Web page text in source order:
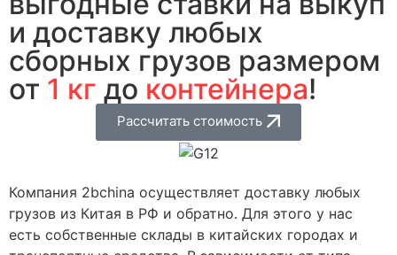
и доставку любых
сборных грузов размером
от 1 кг до контейнера!
Рассчитать стоимость
Компания 2bchina осуществляет доставку любых
грузов из Китая в РФ и обратно. Для этого у нас
есть собственные склады в китайских городах и